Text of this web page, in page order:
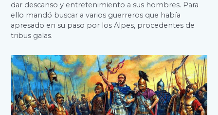
dar descanso y entretenimiento a sus hombres. Para
ello mandó buscar a varios guerreros que había
apresado en su paso por los Alpes, procedentes de
tribus galas.